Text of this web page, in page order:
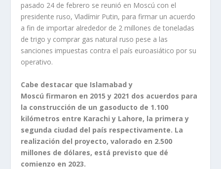
pasado 24 de febrero se reunió en Moscú con el
presidente ruso, Vladímir Putin, para firmar un acuerdo
a fin de importar alrededor de 2 millones de toneladas
de trigo y comprar gas natural ruso pese a las
sanciones impuestas contra el país euroasiático por su
operativo.
Cabe destacar que Islamabad y
Moscú firmaron en 2015 y 2021 dos acuerdos para
la construcción de un gasoducto de 1.100
kilómetros entre Karachi y Lahore, la primera y
segunda ciudad del país respectivamente. La
realización del proyecto, valorado en 2.500
millones de dólares, está previsto que dé
comienzo en 2023.